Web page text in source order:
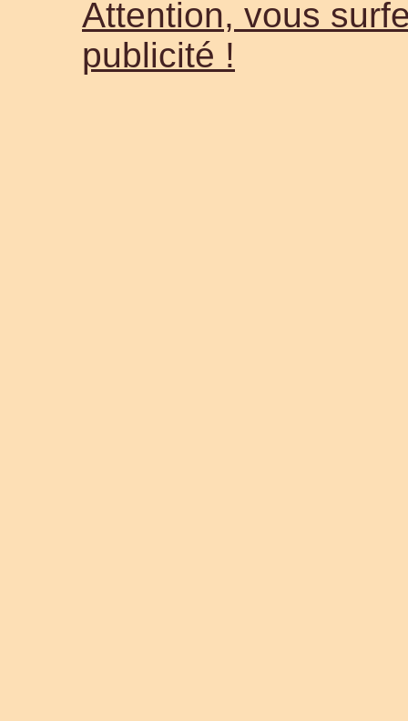
Attention, vous
publicité !